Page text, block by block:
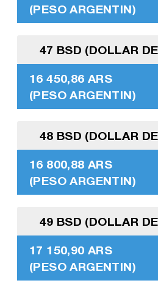
(PESO ARGENTIN)
47 BSD (DOLLAR
16 450,86 ARS
(PESO ARGENTIN)
48 BSD (DOLLAR
16 800,88 ARS
(PESO ARGENTIN)
49 BSD (DOLLAR
17 150,90 ARS
(PESO ARGENTIN)